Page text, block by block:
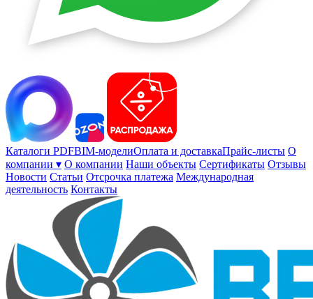
Каталоги PDFBIM-моделиОплата и доставкаПрайс-листы О
компании ▾ О компании Наши объекты Сертификаты Отзывы
Новости Статьи Отсрочка платежа Международная
деятельность Контакты